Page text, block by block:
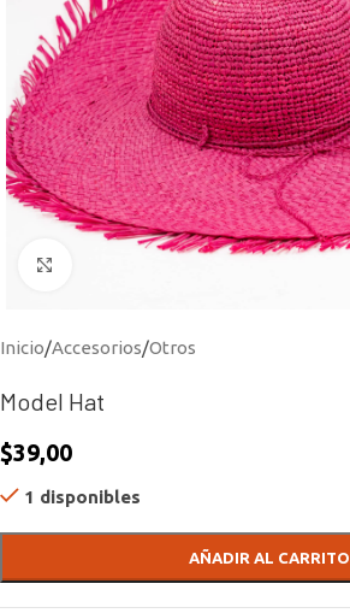
Inicio/Accesorios/Otros
Model Hat
$39,00
1 disponibles
AÑADIR AL CARRITO